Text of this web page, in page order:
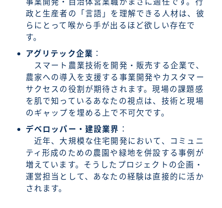
事業開発・自治体営業職がまさに適任です。行
政と生産者の「言語」を理解できる人材は、彼
らにとって喉から手が出るほど欲しい存在で
す。
アグリテック企業 ：
スマート農業技術を開発・販売する企業で、
農家への導入を支援する事業開発やカスタマー
サクセスの役割が期待されます。現場の課題感
を肌で知っているあなたの視点は、技術と現場
のギャップを埋める上で不可欠です。
デベロッパー・建設業界 ：
近年、大規模な住宅開発において、コミュニ
ティ形成のための農園や緑地を併設する事例が
増えています。そうしたプロジェクトの企画・
運営担当として、あなたの経験は直接的に活か
されます。